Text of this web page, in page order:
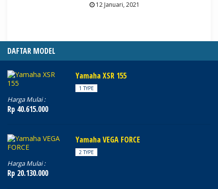
12 Januari, 2021
DAFTAR MODEL
Yamaha XSR 155
1 TYPE
Harga Mulai :
Rp 40.615.000
Yamaha VEGA FORCE
2 TYPE
Harga Mulai :
Rp 20.130.000